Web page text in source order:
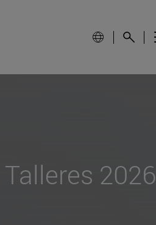
Talleres 2026